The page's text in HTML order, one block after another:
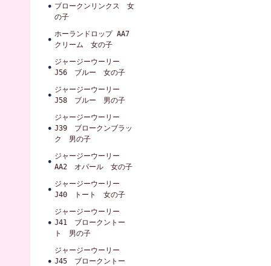
ブロークンリンクス 女
の子
ホーランドロップ AA7
クリーム 女の子
ジャージーウーリー
J56 ブルー 女の子
ジャージーウーリー
J58 ブルー 男の子
ジャージーウーリー
J39 ブロークンブラッ
ク 男の子
ジャージーウーリー
AA2 オパール 女の子
ジャージーウーリー
J40 トート 女の子
ジャージーウーリー
J41 ブロークントー
ト 男の子
ジャージーウーリー
J45 ブロークントー